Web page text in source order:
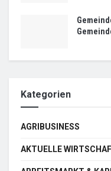
Kategorien
AGRIBUSINESS
AKTUELLE